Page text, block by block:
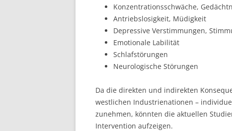
Konzentrationsschwäche,
Antriebslosigkeit, Müdigkeit
Depressive Verstimmungen,
Emotionale Labilität
Schlafstörungen
Neurologische Störungen
Da die direkten und indirekten
westlichen Industrienationen –
zunehmen, könnten die aktuellen
Intervention aufzeigen.